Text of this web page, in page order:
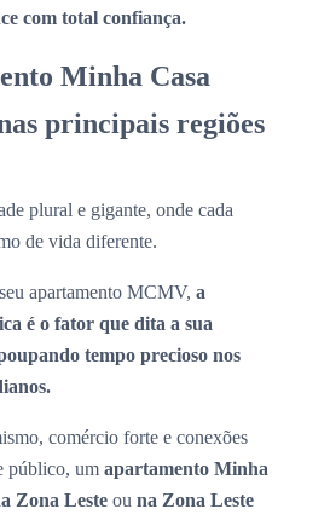
com total confiança.
Minha Casa
principais regiões
plural e gigante, onde cada
de vida diferente.
apartamento MCMV, a
é o fator que dita a sua
tempo precioso nos
comércio forte e conexões
público, um apartamento Minha
Zona Leste ou na Zona Leste